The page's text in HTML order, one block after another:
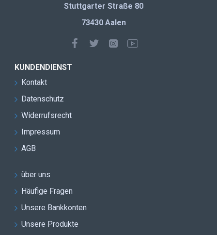
Stuttgarter Straße 80
73430 Aalen
KUNDENDIENST
Kontakt
Datenschutz
Widerrufsrecht
Impressum
AGB
über uns
Häufige Fragen
Unsere Bankkonten
Unsere Produkte